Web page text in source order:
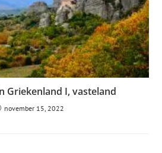
Griekenland I, vasteland
november 15, 2022